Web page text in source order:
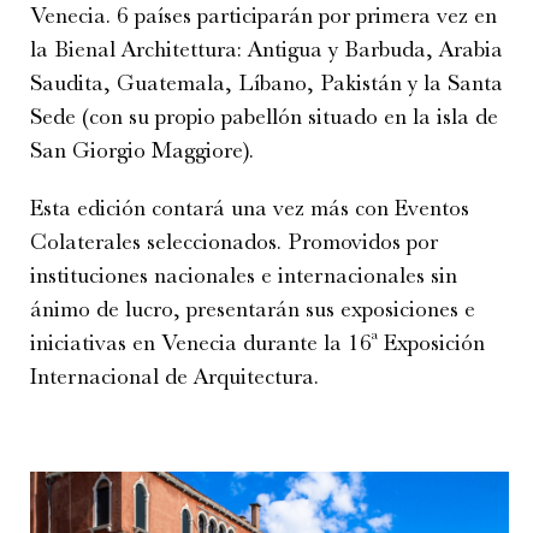
Venecia. 6 países participarán por primera vez en
la Bienal Architettura: Antigua y Barbuda, Arabia
Saudita, Guatemala, Líbano, Pakistán y la Santa
Sede (con su propio pabellón situado en la isla de
San Giorgio Maggiore).
Esta edición contará una vez más con Eventos
Colaterales seleccionados. Promovidos por
instituciones nacionales e internacionales sin
ánimo de lucro, presentarán sus exposiciones e
iniciativas en Venecia durante la 16ª Exposición
Internacional de Arquitectura.